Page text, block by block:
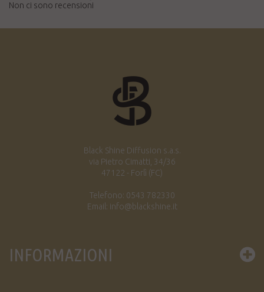
Non ci sono recensioni
Black Shine Diffusion s.a.s.
via Pietro Cimatti, 34/36
47122 - Forlì (FC)
Telefono: 0543 782330
Email: info@blackshine.it
INFORMAZIONI